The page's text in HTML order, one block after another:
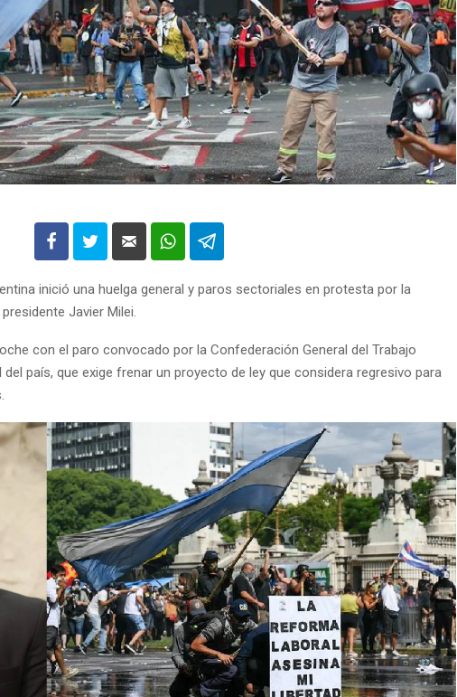
inició una huelga general y paros sectoriales en protesta por la
Javier Milei.
con el paro convocado por la Confederación General del Trabajo
del país, que exige frenar un proyecto de ley que considera regresivo para